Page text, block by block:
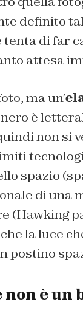
definito
tenta di far
attesa
ma un’
è
non si
spazio
di una
(Hawking
la luce
postino
è un